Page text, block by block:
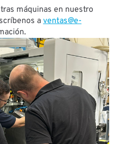
máquinas en nuestro
aventas@e-